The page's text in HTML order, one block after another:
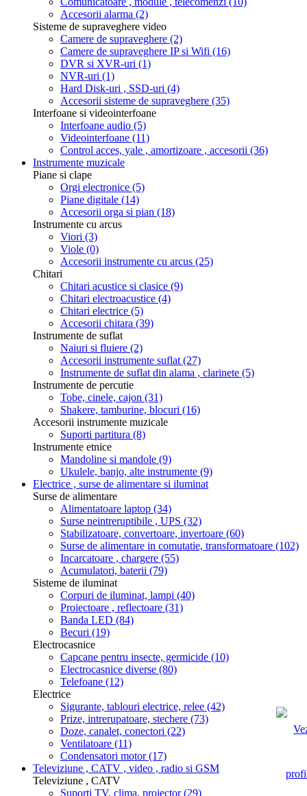
Accesorii alarma (2)
Sisteme de supraveghere video
Camere de supraveghere (2)
Camere de supraveghere IP si Wifi (16)
DVR si XVR-uri (1)
NVR-uri (1)
Hard Disk-uri , SSD-uri (4)
Accesorii sisteme de supraveghere (35)
Interfoane si videointerfoane
Interfoane audio (5)
Videointerfoane (11)
Control acces, yale , amortizoare , accesorii (36)
Instrumente muzicale
Piane si clape
Orgi electronice (5)
Piane digitale (14)
Accesorii orga si pian (18)
Instrumente cu arcus
Viori (3)
Viole (0)
Accesorii instrumente cu arcus (25)
Chitari
Chitari acustice si clasice (9)
Chitari electroacustice (4)
Chitari electrice (5)
Accesorii chitara (39)
Instrumente de suflat
Naiuri si fluiere (2)
Accesorii instrumente suflat (27)
Instrumente de suflat din alama , clarinete (5)
Instrumente de percutie
Tobe, cinele, cajon (31)
Shakere, tamburine, blocuri (16)
Accesorii instrumente muzicale
Suporti partitura (8)
Instrumente etnice
Mandoline si mandole (9)
Ukulele, banjo, alte instrumente (9)
Electrice , surse de alimentare si iluminat
Surse de alimentare
Alimentatoare laptop (34)
Surse neintreruptibile , UPS (32)
Stabilizatoare, convertoare, invertoare (60)
Surse de alimentare in comutatie, transformatoare (102)
Incarcatoare , chargere (55)
Acumulatori, baterii (79)
Sisteme de iluminat
Corpuri de iluminat, lampi (40)
Proiectoare , reflectoare (31)
Banda LED (84)
Becuri (19)
Electrocasnice
Capcane pentru insecte, germicide (10)
Electrocasnice diverse (80)
Telefoane (12)
Electrice
Sigurante, tablouri electrice, relee (42)
Prize, intrerupatoare, stechere (73)
Doze, canalet, conectori (22)
Ventilatoare (11)
Condensatori motor(17)
Televiziune , CATV , video , radio si GSM
Televiziune , CATV
Suporti TV, clima, proiector(29)